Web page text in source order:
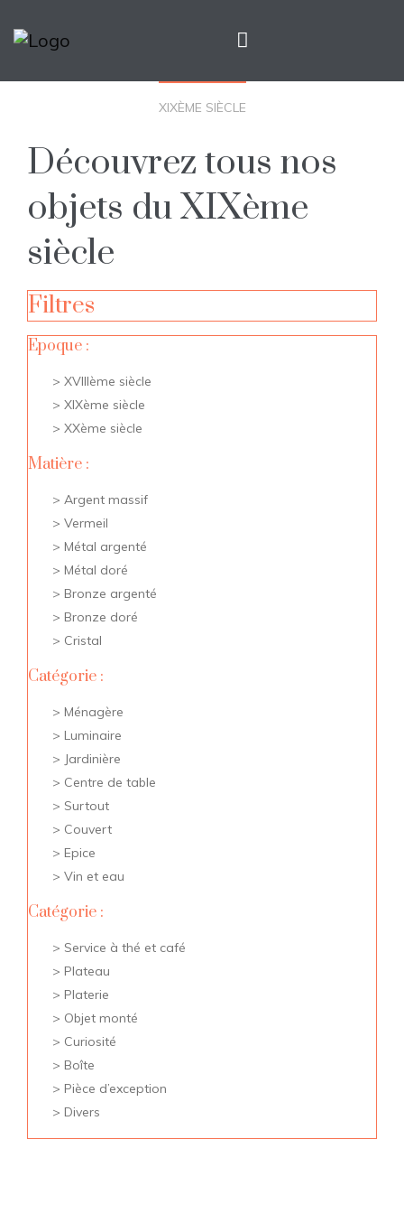
XIXÈME SIÈCLE
Découvrez tous nos
objets du XIXème
siècle
Filtres
Epoque :
XVIIIème siècle
XIXème siècle
XXème siècle
Matière :
Argent massif
Vermeil
Métal argenté
Métal doré
Bronze argenté
Bronze doré
Cristal
Catégorie :
Ménagère
Luminaire
Jardinière
Centre de table
Surtout
Couvert
Epice
Vin et eau
Catégorie :
Service à thé et café
Plateau
Platerie
Objet monté
Curiosité
Boîte
Pièce d’exception
Divers